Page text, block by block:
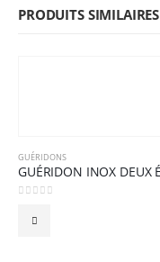
PRODUITS SIMILAIRES
GUÉRIDONS